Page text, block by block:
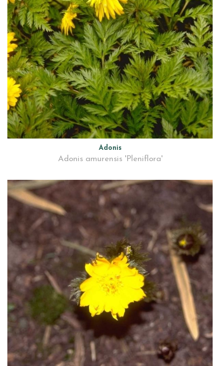
Adonis
Adonis amurensis 'Pleniflora'